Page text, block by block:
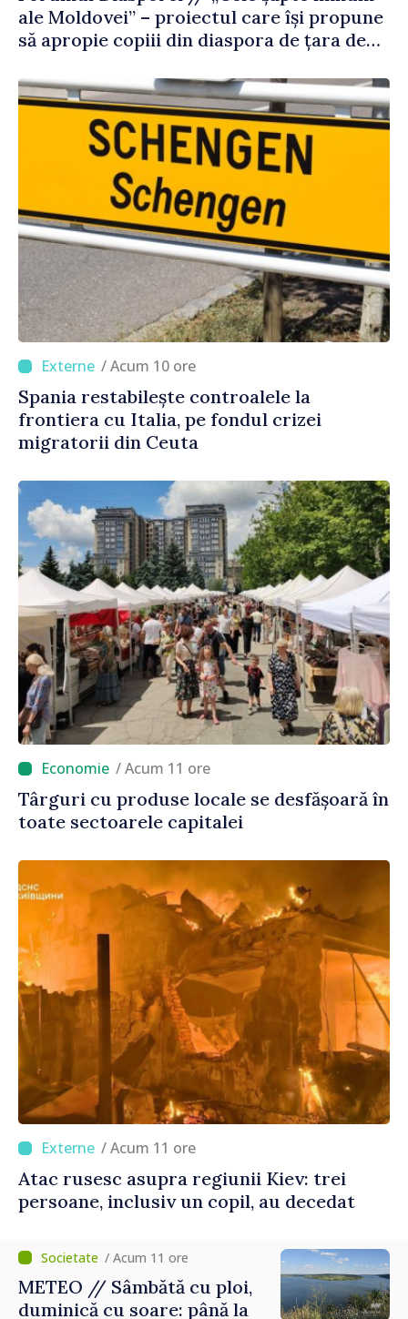
ale Moldovei” – proiectul care își propune
să apropie copiii din diaspora de țara de
/ Acum 10 ore
Spania restabilește controalele la
frontiera cu Italia, pe fondul crizei
migratorii din Ceuta
/ Acum 11 ore
Târguri cu produse locale se desfășoară în
toate sectoarele capitalei
/ Acum 11 ore
Atac rusesc asupra regiunii Kiev: trei
persoane, inclusiv un copil, au decedat
/ Acum 11 ore
METEO // Sâmbătă cu ploi,
duminică cu soare: până la